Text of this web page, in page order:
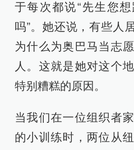
于每次都说“先生您
吗”。她还说，有些人
为什么为奥巴马当志
人。这就是她对这个
特别糟糕的原因。
当我们在一位组织者
的小训练时，两位从